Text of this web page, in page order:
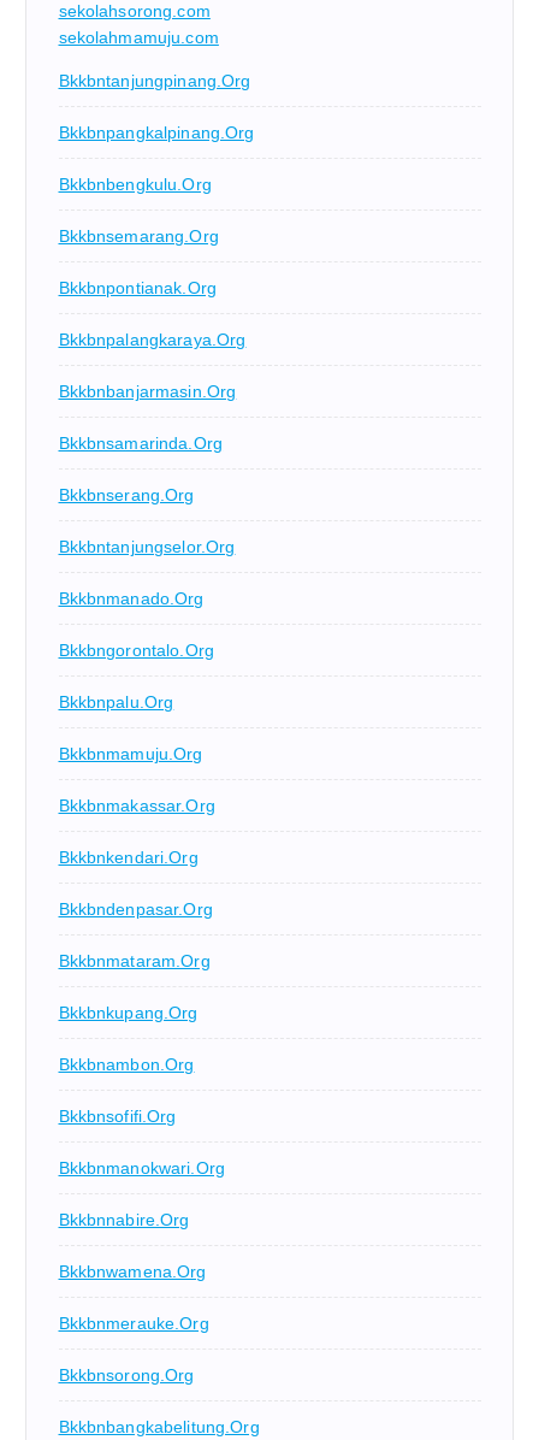
sekolahsorong.com
sekolahmamuju.com
Bkkbntanjungpinang.org
Bkkbnpangkalpinang.org
Bkkbnbengkulu.org
Bkkbnsemarang.org
Bkkbnpontianak.org
Bkkbnpalangkaraya.org
Bkkbnbanjarmasin.org
Bkkbnsamarinda.org
Bkkbnserang.org
Bkkbntanjungselor.org
Bkkbnmanado.org
Bkkbngorontalo.org
Bkkbnpalu.org
Bkkbnmamuju.org
Bkkbnmakassar.org
Bkkbnkendari.org
Bkkbndenpasar.org
Bkkbnmataram.org
Bkkbnkupang.org
Bkkbnambon.org
Bkkbnsofifi.org
Bkkbnmanokwari.org
Bkkbnnabire.org
Bkkbnwamena.org
Bkkbnmerauke.org
Bkkbnsorong.org
Bkkbnbangkabelitung.org